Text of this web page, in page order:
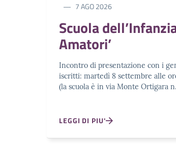
7 AGO 2026
Scuola
Amatori’
Incontro di presentazione con i
iscritti: martedì 8 settembre alle
(la scuola è in via Monte Ortigara
LEGGI DI PIU'